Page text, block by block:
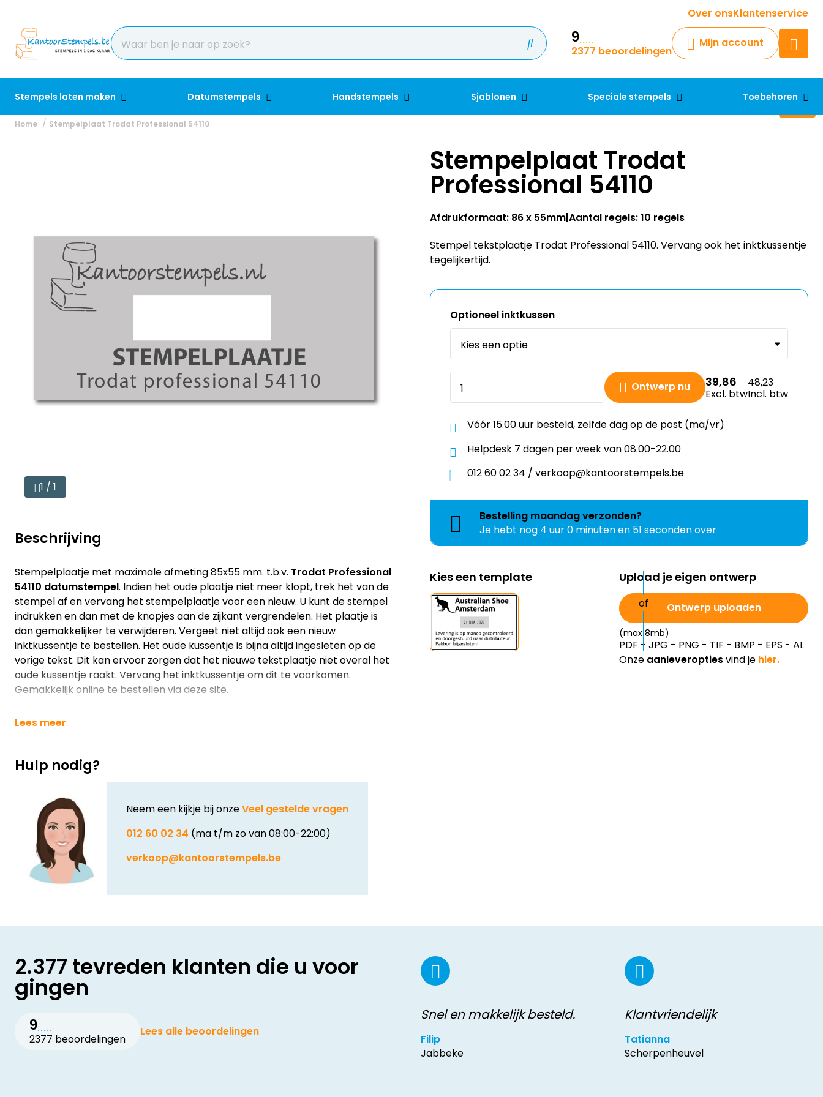
Over onsKlantenservice
9
2377 beoordelingen
Mijn account
Stempels laten maken Datumstempels Handstempels Sjablonen Speciale stempels Toebehoren
Krijg een antwoord op uw vraag
Chatbot
Chat 24/7 met onze chatbot
Contact
Home Stempelplaat Trodat Professional 54110
1 / 1
Beschrijving
Stempelplaatje met maximale afmeting 85x55 mm. t.b.v. Trodat Professional
54110 datumstempel. Indien het oude plaatje niet meer klopt, trek het van de
stempel af en vervang het stempelplaatje voor een nieuw. U kunt de stempel
indrukken en dan met de knopjes aan de zijkant vergrendelen. Het plaatje is
dan gemakkelijker te verwijderen. Vergeet niet altijd ook een nieuw
inktkussentje te bestellen. Het oude kussentje is bijna altijd ingesleten op de
vorige tekst. Dit kan ervoor zorgen dat het nieuwe tekstplaatje niet overal het
oude kussentje raakt. Vervang het inktkussentje om dit te voorkomen.
Gemakkelijk online te bestellen via deze site.
Lees meer
Hulp nodig?
Neem een kijkje bij onzeVeel gestelde vragen
012 60 02 34 (ma t/m zo van 08:00-22:00)
verkoop@kantoorstempels.be
Stempelplaat Trodat
Professional 54110
Afdrukformaat: 86 x 55mm Aantal regels: 10 regels
Stempel tekstplaatje Trodat Professional 54110. Vervang ook het inktkussentje
tegelijkertijd.
Optioneel inktkussen
Ontwerp nu 39,86
Excl. btw
48,23
Incl. btw
Vóór 15.00 uur besteld, zelfde dag op de post (ma/vr)
Helpdesk 7 dagen per week van 08.00-22.00
012 60 02 34 / verkoop@kantoorstempels.be
Bestelling maandagverzonden?
Je hebt nog 4 uur 0 minuten en 50 seconden over
Kies een template Upload je eigen ontwerp
Ontwerp uploaden
(max 8mb)
PDF - JPG - PNG - TIF - BMP - EPS - AI.
Onze aanleveroptiesvind je hier.
2.377 tevreden klanten die u voor
gingen
9
2377 beoordelingen
Lees alle beoordelingen
Snel en makkelijk besteld.
Filip
Jabbeke
Klantvriendelijk
Tatianna
Scherpenheuvel